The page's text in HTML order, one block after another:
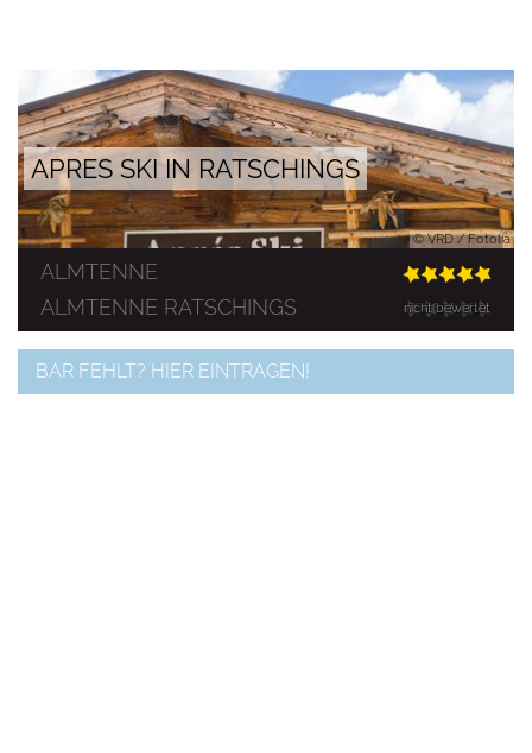
© VRD / Fotolia
APRES SKI IN RATSCHINGS
ALMTENNE
nicht bewertet
ALMTENNE RATSCHINGS
BAR FEHLT? HIER EINTRAGEN!